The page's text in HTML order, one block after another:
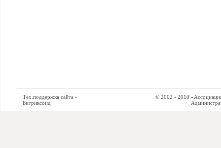
Тех.поддержка сайта -
Битриксоид
© 2002 - 2010 «Ассоциация